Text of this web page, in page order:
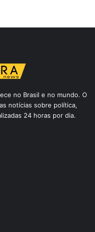
no Brasil e no mundo. O
notícias sobre política,
24 horas por dia.